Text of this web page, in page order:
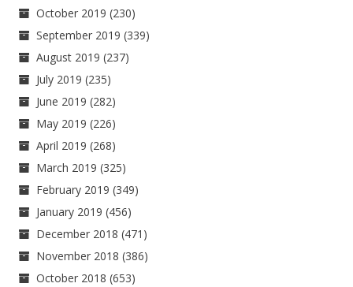
October 2019 (230)
September 2019 (339)
August 2019 (237)
July 2019 (235)
June 2019 (282)
May 2019 (226)
April 2019 (268)
March 2019 (325)
February 2019 (349)
January 2019 (456)
December 2018 (471)
November 2018 (386)
October 2018 (653)